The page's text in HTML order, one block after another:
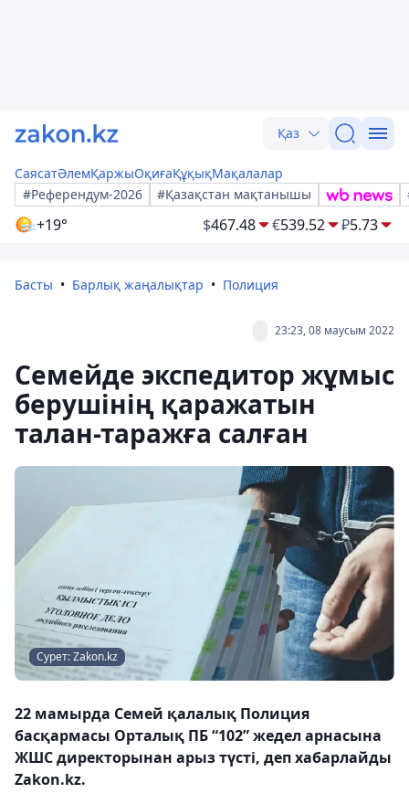
Қаз
СаясатӘлемҚаржыОқиғаҚұқықМақалалар
#Референдум-2026
#Қазақстан мақтанышы
+19° $467.48 €539.52 ₽5.73
Басты Барлық жаңалықтар Полиция
23:23, 08 маусым 2022
Семейде экспедитор жұмыс
берушінің қаражатын
талан-таражға салған
Сурет: Zakon.kz
22 мамырда Семей қалалық Полиция
басқармасы Орталық ПБ “102” жедел арнасына
ЖШС директорынан арыз түсті, деп хабарлайды
Zakon.kz.